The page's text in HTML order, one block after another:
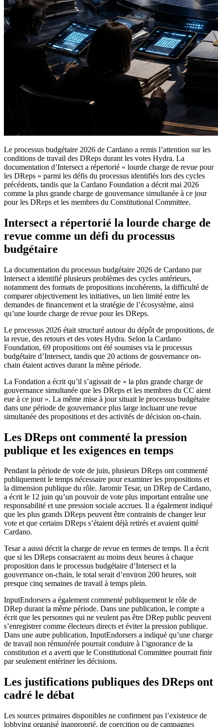
Le processus budgétaire 2026 de Cardano a remis l’attention sur les
conditions de travail des DReps durant les votes Hydra. La
documentation d’Intersect a répertorié « lourde charge de revue pour
les DReps » parmi les défis du processus identifiés lors des cycles
précédents, tandis que la Cardano Foundation a décrit mai 2026
comme la plus grande charge de gouvernance simultanée à ce jour
pour les DReps et les membres du Constitutional Committee.
Intersect a répertorié la lourde charge de
revue comme un défi du processus
budgétaire
La documentation du processus budgétaire 2026 de Cardano par
Intersect a identifié plusieurs problèmes des cycles antérieurs,
notamment des formats de propositions incohérents, la difficulté de
comparer objectivement les initiatives, un lien limité entre les
demandes de financement et la stratégie de l’écosystème, ainsi
qu’une lourde charge de revue pour les DReps.
Le processus 2026 était structuré autour du dépôt de propositions, de
la revue, des retours et des votes Hydra. Selon la Cardano
Foundation, 69 propositions ont été soumises via le processus
budgétaire d’Intersect, tandis que 20 actions de gouvernance on-
chain étaient actives durant la même période.
La Fondation a écrit qu’il s’agissait de « la plus grande charge de
gouvernance simultanée que les DReps et les membres du CC aient
eue à ce jour ». La même mise à jour situait le processus budgétaire
dans une période de gouvernance plus large incluant une revue
simultanée des propositions et des activités de décision on-chain.
Les DReps ont commenté la pression
publique et les exigences en temps
Pendant la période de vote de juin, plusieurs DReps ont commenté
publiquement le temps nécessaire pour examiner les propositions et
la dimension publique du rôle. Jaromir Tesar, un DRep de Cardano,
a écrit le 12 juin qu’un pouvoir de vote plus important entraîne une
responsabilité et une pression sociale accrues. Il a également indiqué
que les plus grands DReps peuvent être contraints de changer leur
vote et que certains DReps s’étaient déjà retirés et avaient quitté
Cardano.
Tesar a aussi décrit la charge de revue en termes de temps. Il a écrit
que si les DReps consacraient au moins deux heures à chaque
proposition dans le processus budgétaire d’Intersect et la
gouvernance on-chain, le total serait d’environ 200 heures, soit
presque cinq semaines de travail à temps plein.
InputEndorsers a également commenté publiquement le rôle de
DRep durant la même période. Dans une publication, le compte a
écrit que les personnes qui ne veulent pas être DRep public peuvent
s’enregistrer comme électeurs directs et éviter la pression publique.
Dans une autre publication, InputEndorsers a indiqué qu’une charge
de travail non rémunérée pourrait conduire à l’ignorance de la
constitution et a averti que le Constitutional Committee pourrait finir
par seulement entériner les décisions.
Les justifications publiques des DReps ont
cadré le débat
Les sources primaires disponibles ne confirment pas l’existence de
lobbying organisé inapproprié, de coercition ou de campagnes